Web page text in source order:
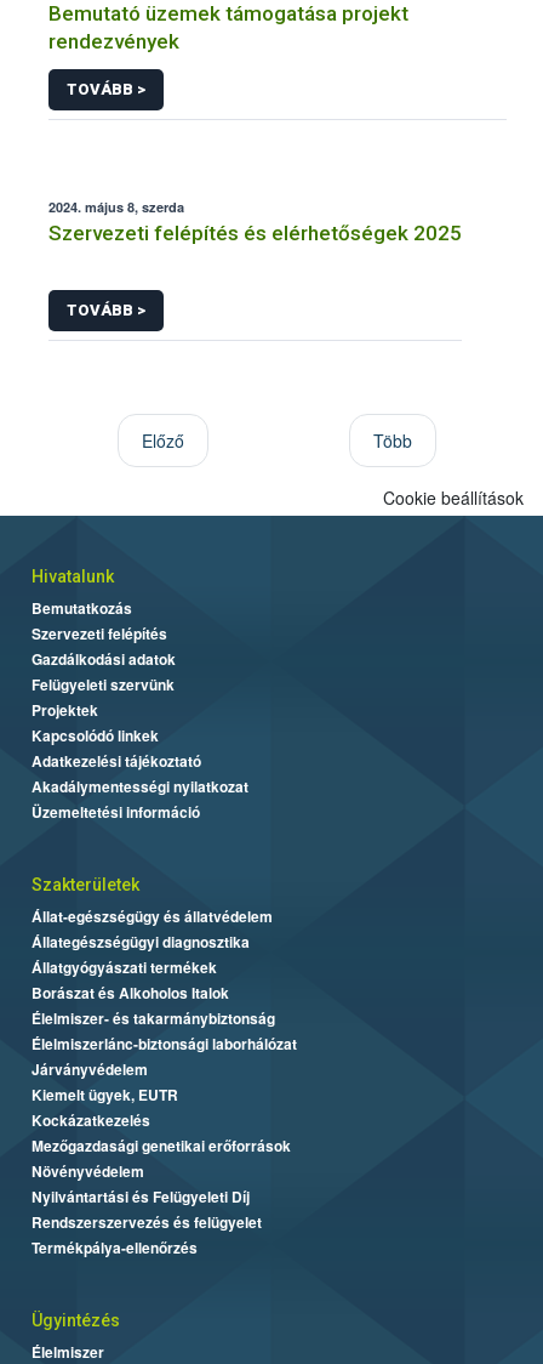
Bemutató üzemek támogatása projekt
rendezvények
TOVÁBB >
2024. május 8, szerda
Szervezeti felépítés és elérhetőségek 2025
TOVÁBB >
Előző Több
Cookie beállítások
Hivatalunk
Bemutatkozás
Szervezeti felépítés
Gazdálkodási adatok
Felügyeleti szervünk
Projektek
Kapcsolódó linkek
Adatkezelési tájékoztató
Akadálymentességi nyilatkozat
Üzemeltetési információ
Szakterületek
Állat-egészségügy és állatvédelem
Állategészségügyi diagnosztika
Állatgyógyászati termékek
Borászat és Alkoholos Italok
Élelmiszer- és takarmánybiztonság
Élelmiszerlánc-biztonsági laborhálózat
Járványvédelem
Kiemelt ügyek, EUTR
Kockázatkezelés
Mezőgazdasági genetikai erőforrások
Növényvédelem
Nyilvántartási és Felügyeleti Díj
Rendszerszervezés és felügyelet
Termékpálya-ellenőrzés
Ügyintézés
Élelmiszer